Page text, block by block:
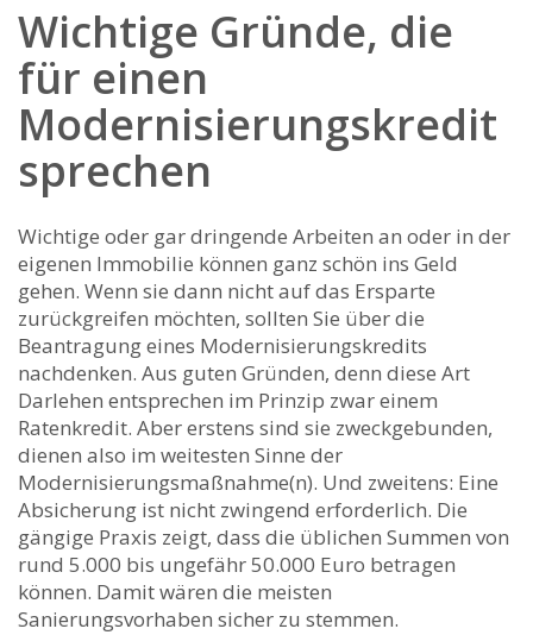
Wichtige Gründe, die
für einen
Modernisierungskredit
sprechen
Wichtige oder gar dringende Arbeiten an oder in der
eigenen Immobilie können ganz schön ins Geld
gehen. Wenn sie dann nicht auf das Ersparte
zurückgreifen möchten, sollten Sie über die
Beantragung eines Modernisierungskredits
nachdenken. Aus guten Gründen, denn diese Art
Darlehen entsprechen im Prinzip zwar einem
Ratenkredit. Aber erstens sind sie zweckgebunden,
dienen also im weitesten Sinne der
Modernisierungsmaßnahme(n). Und zweitens: Eine
Absicherung ist nicht zwingend erforderlich. Die
gängige Praxis zeigt, dass die üblichen Summen von
rund 5.000 bis ungefähr 50.000 Euro betragen
können. Damit wären die meisten
Sanierungsvorhaben sicher zu stemmen.